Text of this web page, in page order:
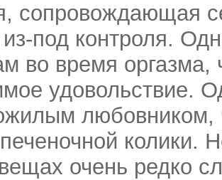
сопровождающая
под контроля.
во время
удовольствие.
любовником,
колики.
очень редко